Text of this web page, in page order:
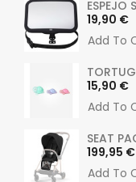
ESPEJO
Preu
19,90 €
Add To
Preu
15,90 €
Add To
SEAT
Preu
199,95 €
Add To